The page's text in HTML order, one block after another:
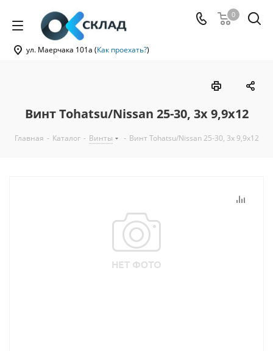
0
ул. Маерчака 101а (Как проехать?)
Винт Tohatsu/Nissan 25-30, 3x 9,9x12
Главная - Каталог - Винты - Винт Tohatsu/Nissan 25-30, 3x 9,9x12